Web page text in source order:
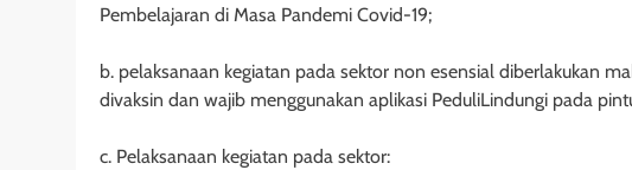
Pembelajaran di Masa Pandemi Covid-19;
b. pelaksanaan kegiatan pada sektor non esensial diberlakukan
divaksin dan wajib menggunakan aplikasi PeduliLindungi pada
c. Pelaksanaan kegiatan pada sektor: